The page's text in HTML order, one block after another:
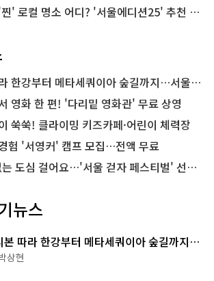
' 로컬 명소 어디? '서울에디션25' 추천 코스
부터 메타세쿼이아 숲길까지…서울둘레길 15코스
영화 한 편! '다리밑 영화관' 무료 상영
쑥쑥! 클라이밍 키즈카페·어린이 체력장
험 '서영커' 캠프 모집…전액 무료
심 걸어요…'서울 걷자 페스티벌' 선착순 5천명
뉴스
본 따라 한강부터 메타세쿼이아 숲길까지…
15코스
상현